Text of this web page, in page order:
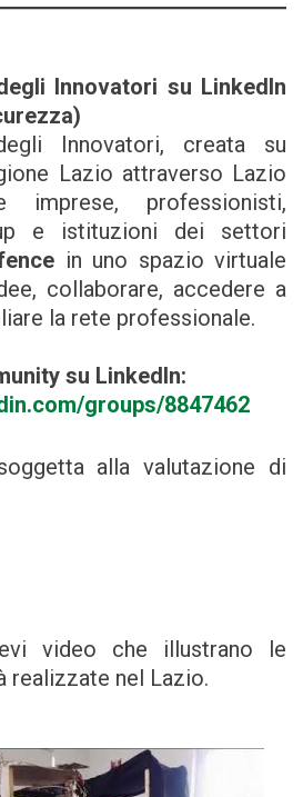
Innovatori su LinkedIn
Innovatori, creata su
Lazio attraverso Lazio
imprese, professionisti,
e istituzioni dei settori
in uno spazio virtuale
collaborare, accedere a
la rete professionale.
su LinkedIn:
groups/8847462
alla valutazione di
video che illustrano le
nel Lazio.